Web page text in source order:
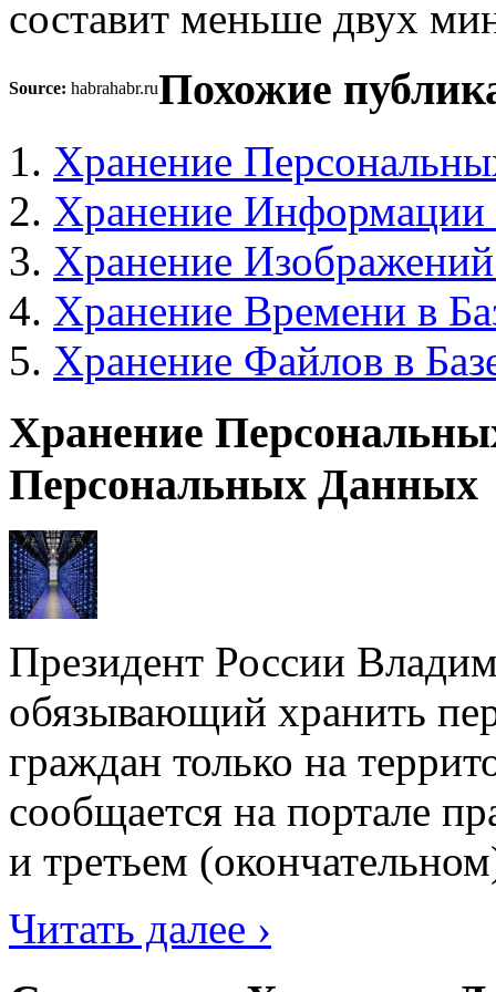
составит меньше двух
Source: habrahabr.ruПохожие
Хранение
Хранение
Хранение
Хранение Времени в
Хранение Файлов в
Хранение
Персональных Данных
Президент России
обязывающий хранить
граждан только на
сообщается на портале
и третьем
Читать далее ›